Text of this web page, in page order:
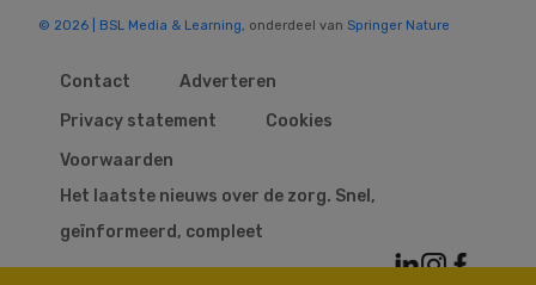
© 2026 | BSL Media & Learning , onderdeel van Springer Nature
Contact
Adverteren
Privacy statement
Cookies
Voorwaarden
Het laatste nieuws over de zorg. Snel,
geïnformeerd, compleet